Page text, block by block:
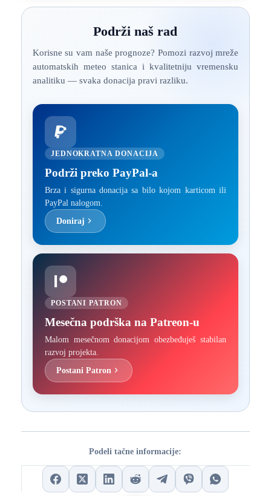
Podrži naš rad
Korisne su vam naše prognoze? Pomozi razvoj mreže
automatskih meteo stanica i kvalitetniju vremensku
analitiku — svaka donacija pravi razliku.
JEDNOKRATNA DONACIJA
Podrži preko PayPal-a
Brza i sigurna donacija sa bilo kojom karticom ili
PayPal nalogom.
Doniraj
POSTANI PATRON
Mesečna podrška na Patreon-u
Malom mesečnom donacijom obezbeđuješ stabilan
razvoj projekta.
Postani Patron
Podeli tačne informacije: